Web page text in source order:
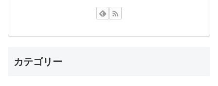
カテゴリー